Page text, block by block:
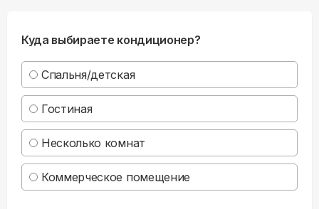
Куда выбираете кондиционер?
Спальня/детская
Гостиная
Несколько комнат
Коммерческое помещение